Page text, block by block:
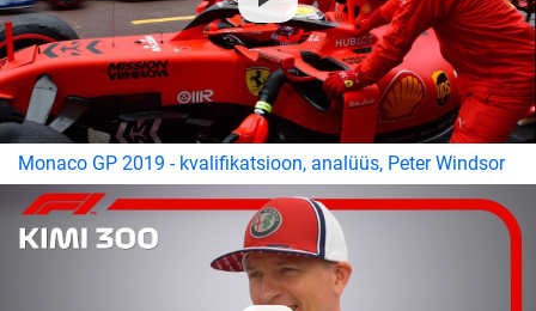
Monaco GP 2019 - kvalifikatsioon, analüüs, Peter Windsor